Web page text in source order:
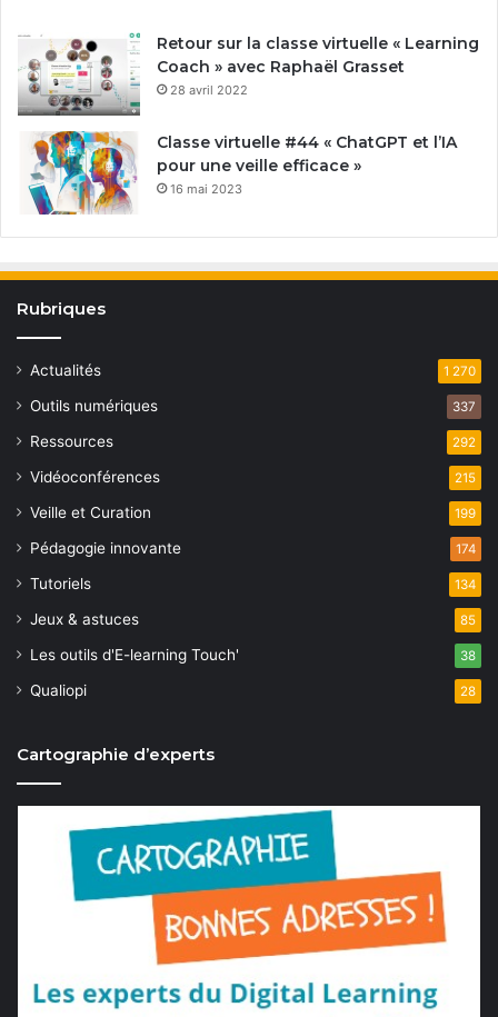
Retour sur la classe virtuelle « Learning
Coach » avec Raphaël Grasset
28 avril 2022
Classe virtuelle #44 « ChatGPT et l’IA
pour une veille efficace »
16 mai 2023
Rubriques
Actualités 1 270
Outils numériques 337
Ressources 292
Vidéoconférences 215
Veille et Curation 199
Pédagogie innovante 174
Tutoriels 134
Jeux & astuces 85
Les outils d'E-learning Touch' 38
Qualiopi 28
Cartographie d’experts